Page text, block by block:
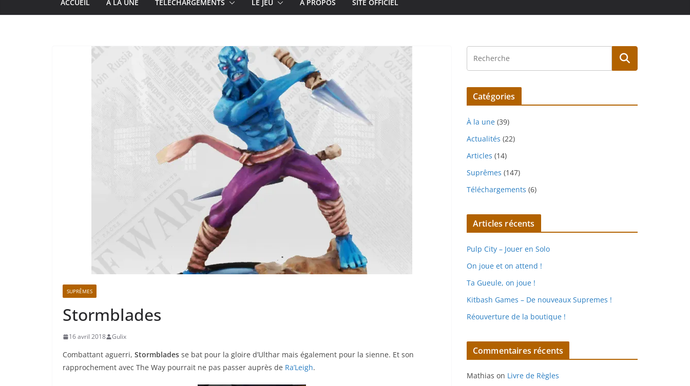
ACCUEIL À LA UNE TÉLÉCHARGEMENTS LE JEU À PROPOS SITE OFFICIEL
SUPRÊMES
Stormblades
16 avril 2018 Gulix
Combattant aguerri, Stormblades se bat pour la gloire d’Ulthar mais également pour la sienne. Et son
rapprochement avec The Way pourrait ne pas passer auprès de Ra’Leigh.
Catégories
À la une (39)
Actualités (22)
Articles (14)
Suprêmes (147)
Téléchargements (6)
Articles récents
Pulp City – Jouer en Solo
On joue et on attend !
Ta Gueule, on joue !
Kitbash Games – De nouveaux Supremes !
Réouverture de la boutique !
Commentaires récents
Mathias on Livre de Règles